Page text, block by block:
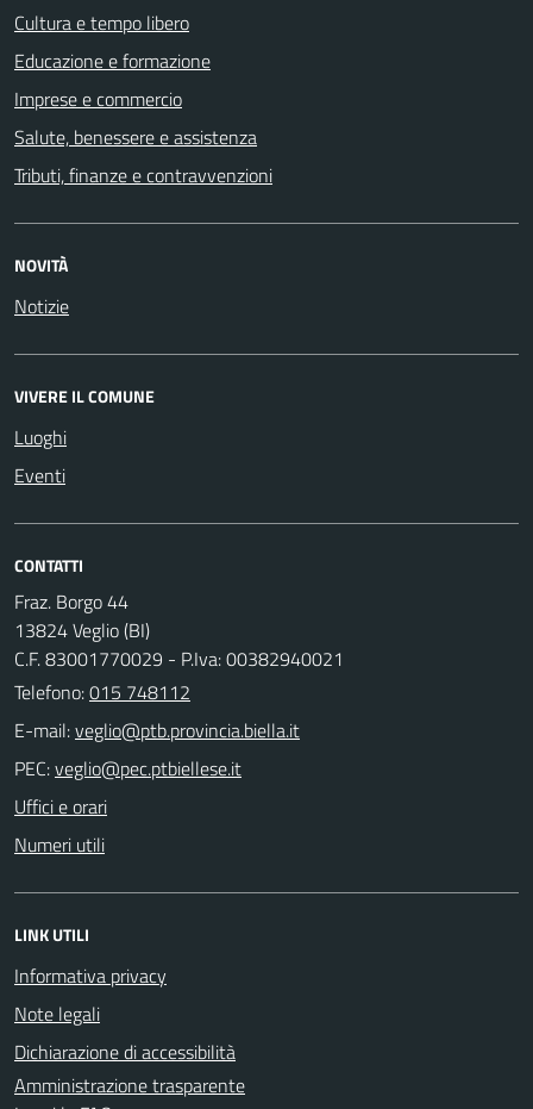
Cultura e tempo libero
Educazione e formazione
Imprese e commercio
Salute, benessere e assistenza
Tributi, finanze e contravvenzioni
NOVITÀ
Notizie
VIVERE IL COMUNE
Luoghi
Eventi
CONTATTI
Fraz. Borgo 44
13824 Veglio (BI)
C.F. 83001770029 - P.Iva: 00382940021
Telefono:015 748112
E-mail:
PEC:
Uffici e orari
Numeri utili
LINK UTILI
Informativa privacy
Note legali
Dichiarazione di accessibilità
Amministrazione trasparente